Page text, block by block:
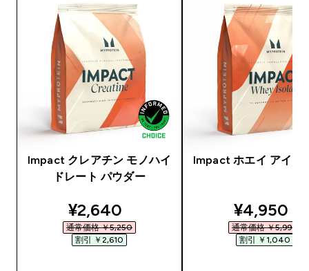
Impact クレアチン モノハイ
ドレート パウダー
discounted price
¥2,640‎
通常価格 ￥5,250‎
割引 ￥2,610‎
Impact ホエイ アイソ
¥4,950‎
通常価格 ￥5,990‎
割引 ￥1,040‎